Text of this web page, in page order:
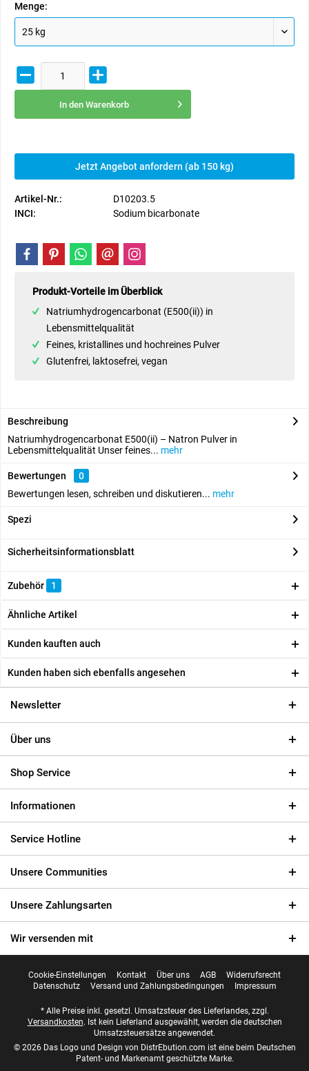
Menge:
In den Warenkorb
Jetzt Angebot anfordern (ab 150 kg)
Artikel-Nr.:
D10203.5
INCI:
Sodium bicarbonate
Produkt-Vorteile im Überblick
Natriumhydrogencarbonat (E500(ii)) in
Lebensmittelqualität
Feines, kristallines und hochreines Pulver
Glutenfrei, laktosefrei, vegan
Beschreibung
Natriumhydrogencarbonat E500(ii) – Natron Pulver in
Lebensmittelqualität Unser feines... mehr
Bewertungen
0
Bewertungen lesen, schreiben und diskutieren... mehr
Spezi
Sicherheitsinformationsblatt
Zubehör 1
Ähnliche Artikel
Kunden kauften auch
Kunden haben sich ebenfalls angesehen
Newsletter
Über uns
Shop Service
Informationen
Service Hotline
Unsere Communities
Unsere Zahlungsarten
Wir versenden mit
Cookie-Einstellungen Kontakt Über uns AGB
Widerrufsrecht
Datenschutz
Versand und Zahlungsbedingungen Impressum
* Alle Preise inkl. gesetzl. Umsatzsteuer des Lieferlandes, zzgl.
Versandkosten. Ist kein Lieferland ausgewählt, werden die deutschen
Umsatzsteuersätze angewendet.
© 2026 Das Logo und Design von DistrEbution.com ist eine beim Deutschen
Patent- und Markenamt geschützte Marke.